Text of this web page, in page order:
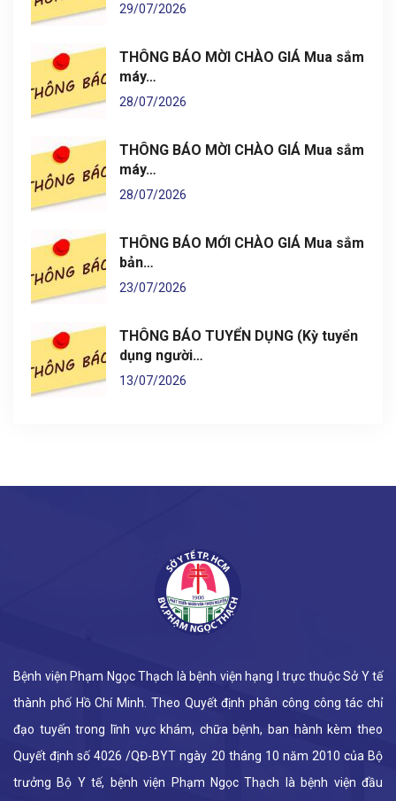
29/07/2026
THÔNG BÁO MỜI CHÀO GIÁ Mua sắm
máy…
28/07/2026
THÔNG BÁO MỜI CHÀO GIÁ Mua sắm
máy…
28/07/2026
THÔNG BÁO MỚI CHÀO GIÁ Mua sắm
bản…
23/07/2026
THÔNG BÁO TUYỂN DỤNG (Kỳ tuyển
dụng người…
13/07/2026
Bệnh viện Phạm Ngọc Thạch là bệnh viện hạng I trực thuộc Sở Y tế
thành phố Hồ Chí Minh. Theo Quyết định phân công công tác chỉ
đạo tuyến trong lĩnh vực khám, chữa bệnh, ban hành kèm theo
Quyết định số 4026 /QĐ-BYT ngày 20 tháng 10 năm 2010 của Bộ
trưởng Bộ Y tế, bệnh viện Phạm Ngọc Thạch là bệnh viện đầu